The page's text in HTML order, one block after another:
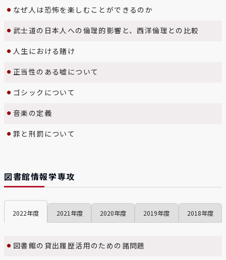
なぜ人は恐怖を楽しむことができるのか
武士道の日本人への倫理的影響と、西洋倫理との比較
人生における賭け
正当性のある嘘について
ゴシックについて
音楽の定義
罪と刑罰について
図書館情報学専攻
2022 2021 2020 2019 2018
図書館の貸出履歴活用のための諸問題